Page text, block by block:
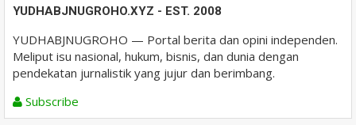
YUDHABJNUGROHO.XYZ - EST. 2008
YUDHABJNUGROHO — Portal berita dan opini independen.
Meliput isu nasional, hukum, bisnis, dan dunia dengan
pendekatan jurnalistik yang jujur dan berimbang.
Subscribe